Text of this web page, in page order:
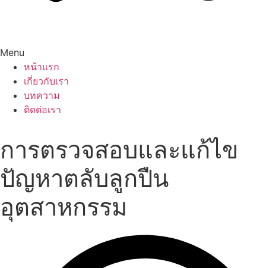
Menu
หน้าแรก
เกี่ยวกับเรา
บทความ
ติดต่อเรา
การตรวจสอบและแก้ไข
ปัญหาตลับลูกปืน
อุตสาหกรรม